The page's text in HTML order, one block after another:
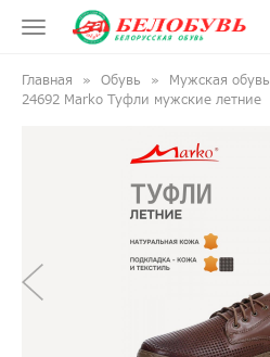
Главная Обувь
Мужская обувь
24692 Marko Туфли мужские летние